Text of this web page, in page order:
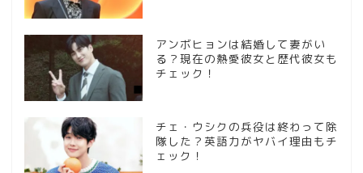
アンボヒョンは結婚して妻がい
る？現在の熱愛彼女と歴代彼女も
チェック！
チェ・ウシクの兵役は終わって除
隊した？英語力がヤバイ理由もチ
ェック！